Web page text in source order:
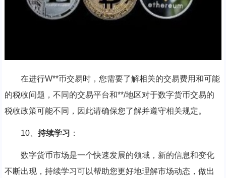
在进行W**币交易时，您需要了解相关的交易费用和可能
的税收问题，不同的交易平台和**/地区对于数字货币交易的
税收政策可能不同，因此请确保您了解并遵守相关规定。
10、 持续学习 ：
数字货币市场是一个快速发展的领域，新的信息和变化
不断出现，持续学习可以帮助您更好地理解市场动态，做出